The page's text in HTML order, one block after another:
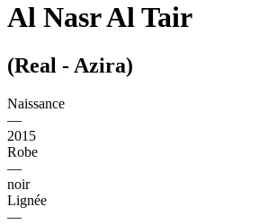
Al Nasr Al Tair
(Real - Azira)
Naissance
—
2015
Robe
—
noir
Lignée
—